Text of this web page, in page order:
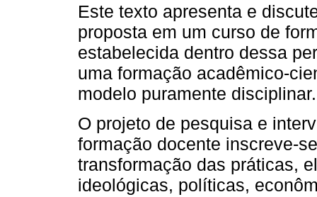
Este texto apresenta e
proposta em um curso de
estabelecida dentro dessa
uma formação acadêmico-
modelo puramente disciplinar.
O projeto de pesquisa e
formação docente inscreve-
transformação das práticas,
ideológicas, políticas,